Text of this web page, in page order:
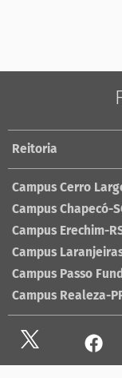
Reitoria
Campus Cerro
Campus Chapecó-
Campus Erechim-
Campus
Campus Passo
Campus Realeza-